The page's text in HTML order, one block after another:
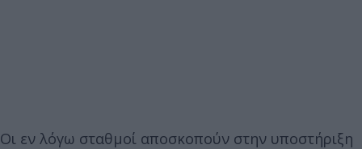
Οι εν λόγω σταθμοί αποσκοπούν στην υποστήριξη